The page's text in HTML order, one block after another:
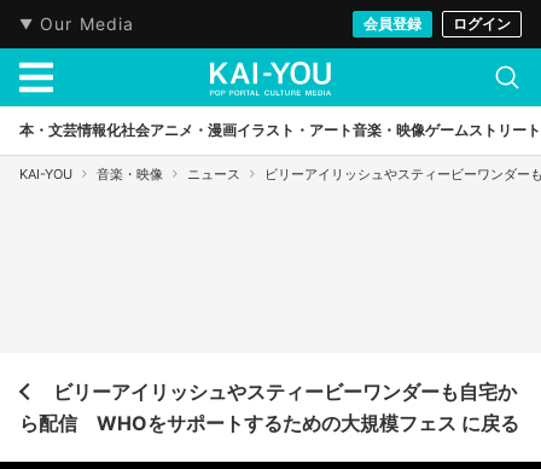
Our Media 会員登録 ログイン
本・文芸情報化社会アニメ・漫画イラスト・アート音楽・映像ゲームストリート
KAI-YOU 音楽・映像 ニュース ビリーアイリッシュやスティービーワンダ
ビリーアイリッシュやスティービーワンダーも自宅か
ら配信 WHOをサポートするための大規模フェス に戻る